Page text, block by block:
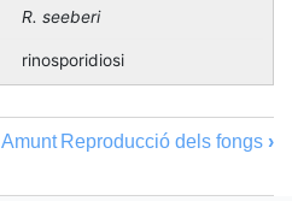
R. seeberi
rinosporidiosi
Amunt Reproducció dels fongs ›